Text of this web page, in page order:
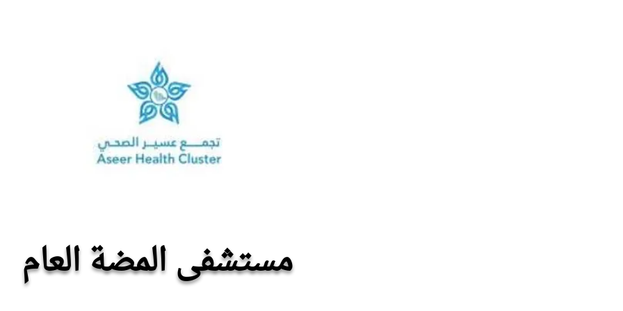
مستشفى المضة العام